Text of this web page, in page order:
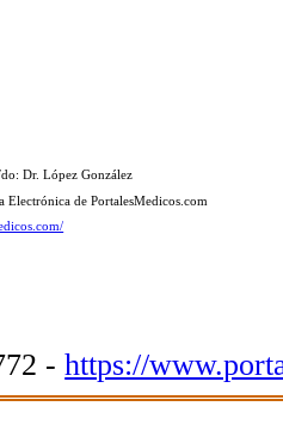
Dr. López González
Electrónica de PortalesMedicos.com
-https://